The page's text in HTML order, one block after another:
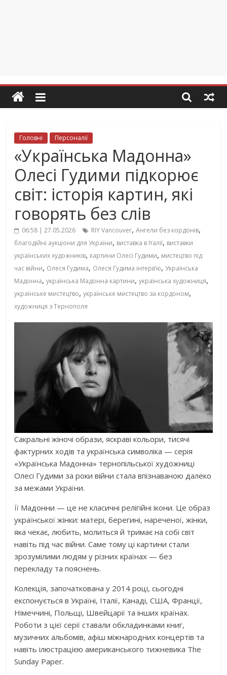
Головні Персоналії
«Українська Мадонна»
Олесі Гудими підкорює
світ: історія картин, які
говорять без слів
06:58 | 27.05.2026 RIY Vancouver,Ангели без кордонів,
благодійні аукціони для України, виставка в Італії, виставки
українських художників, картини Олесі Гудими, мистецтво під
час війни, Олеся Гудима, Олеся Гудима інтерв’ю, Українська
Мадонна,українська Мадонна картини,українська художниця,
українське мистецтво,українське мистецтво за кордоном,
художниця з Тернополя
Сакральні жіночі образи, яскраві кольори, тисячі
фактурних ходів та українська символіка — серія
«Українська Мадонна» тернопільської художниці
Олесі Гудими за роки війни стала впізнаваною далеко
за межами України.
Її Мадонни — це не класичні релігійні ікони. Це образ
української жінки: матері, берегині, нареченої, жінки,
яка чекає, любить, молиться й тримає на собі світ
навіть під час війни. Саме тому ці картини стали
зрозумілими людям у різних країнах — без
перекладу та пояснень.
Колекція, започаткована у 2014 році, сьогодні
експонується в Україні, Італії, Канаді, США, Франції,
Німеччині, Польщі, Швейцарії та інших країнах.
Роботи з цієї серії ставали обкладинками книг,
музичних альбомів, афіш міжнародних концертів та
навіть ілюстрацією американського тижневика The
Sunday Paper.